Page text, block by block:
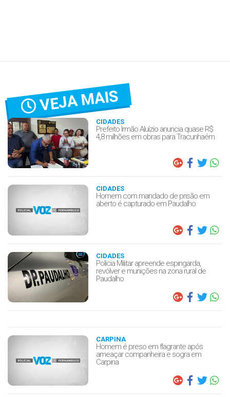
VEJA MAIS
CIDADES
Prefeito Irmão Aluízio anuncia quase R$
4,8 milhões em obras para Tracunhaém
CIDADES
Homem com mandado de prisão em
aberto é capturado em Paudalho
CIDADES
Polícia Militar apreende espingarda,
revólver e munições na zona rural de
Paudalho
CARPINA
Homem é preso em flagrante após
ameaçar companheira e sogra em
Carpina